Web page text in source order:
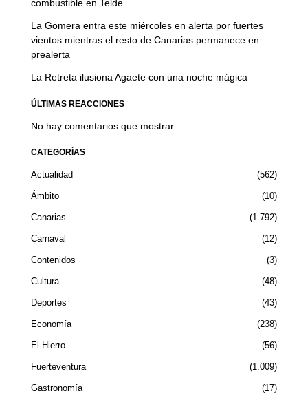
combustible en Telde
La Gomera entra este miércoles en alerta por fuertes
vientos mientras el resto de Canarias permanece en
prealerta
La Retreta ilusiona Agaete con una noche mágica
ÚLTIMAS REACCIONES
No hay comentarios que mostrar.
CATEGORÍAS
Actualidad 562
Ámbito 10
Canarias 1.792
Carnaval 12
Contenidos 3
Cultura 48
Deportes 43
Economía 238
El Hierro 56
Fuerteventura 1.009
Gastronomía 17